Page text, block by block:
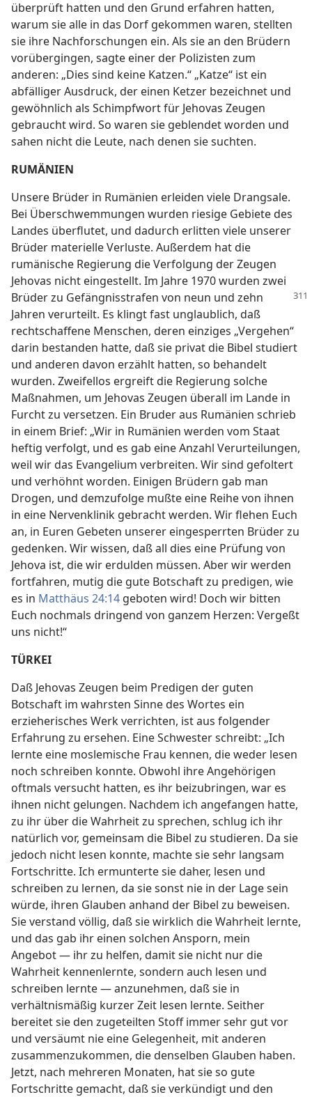
überprüft hatten und den Grund erfahren hatten,
warum sie alle in das Dorf gekommen waren, stellten
sie ihre Nachforschungen ein. Als sie an den Brüdern
vorübergingen, sagte einer der Polizisten zum
anderen: „Dies sind keine Katzen.“ „Katze“ ist ein
abfälliger Ausdruck, der einen Ketzer bezeichnet und
gewöhnlich als Schimpfwort für Jehovas Zeugen
gebraucht wird. So waren sie geblendet worden und
sahen nicht die Leute, nach denen sie suchten.
RUMÄNIEN
Unsere Brüder in Rumänien erleiden viele Drangsale.
Bei Überschwemmungen wurden riesige Gebiete des
Landes überflutet, und dadurch erlitten viele unserer
Brüder materielle Verluste. Außerdem hat die
rumänische Regierung die Verfolgung der Zeugen
Jehovas nicht eingestellt. Im Jahre 1970 wurden zwei
Brüder zu Gefängnisstrafen von neun und zehn
Jahren verurteilt. Es klingt fast unglaublich, daß
rechtschaffene Menschen, deren einziges „Vergehen“
darin bestanden hatte, daß sie privat die Bibel studiert
und anderen davon erzählt hatten, so behandelt
wurden. Zweifellos ergreift die Regierung solche
Maßnahmen, um Jehovas Zeugen überall im Lande in
Furcht zu versetzen. Ein Bruder aus Rumänien schrieb
in einem Brief: „Wir in Rumänien werden vom Staat
heftig verfolgt, und es gab eine Anzahl Verurteilungen,
weil wir das Evangelium verbreiten. Wir sind gefoltert
und verhöhnt worden. Einigen Brüdern gab man
Drogen, und demzufolge mußte eine Reihe von ihnen
in eine Nervenklinik gebracht werden. Wir flehen Euch
an, in Euren Gebeten unserer eingesperrten Brüder zu
gedenken. Wir wissen, daß all dies eine Prüfung von
Jehova ist, die wir erdulden müssen. Aber wir werden
fortfahren, mutig die gute Botschaft zu predigen, wie
es in Matthäus 24:14 geboten wird! Doch wir bitten
Euch nochmals dringend von ganzem Herzen: Vergeßt
uns nicht!“
TÜRKEI
Daß Jehovas Zeugen beim Predigen der guten
Botschaft im wahrsten Sinne des Wortes ein
erzieherisches Werk verrichten, ist aus folgender
Erfahrung zu ersehen. Eine Schwester schreibt: „Ich
lernte eine moslemische Frau kennen, die weder lesen
noch schreiben konnte. Obwohl ihre Angehörigen
oftmals versucht hatten, es ihr beizubringen, war es
ihnen nicht gelungen. Nachdem ich angefangen hatte,
zu ihr über die Wahrheit zu sprechen, schlug ich ihr
natürlich vor, gemeinsam die Bibel zu studieren. Da sie
jedoch nicht lesen konnte, machte sie sehr langsam
Fortschritte. Ich ermunterte sie daher, lesen und
schreiben zu lernen, da sie sonst nie in der Lage sein
würde, ihren Glauben anhand der Bibel zu beweisen.
Sie verstand völlig, daß sie wirklich die Wahrheit lernte,
und das gab ihr einen solchen Ansporn, mein
Angebot — ihr zu helfen, damit sie nicht nur die
Wahrheit kennenlernte, sondern auch lesen und
schreiben lernte — anzunehmen, daß sie in
verhältnismäßig kurzer Zeit lesen lernte. Seither
bereitet sie den zugeteilten Stoff immer sehr gut vor
und versäumt nie eine Gelegenheit, mit anderen
zusammenzukommen, die denselben Glauben haben.
Jetzt, nach mehreren Monaten, hat sie so gute
Fortschritte gemacht, daß sie verkündigt und den